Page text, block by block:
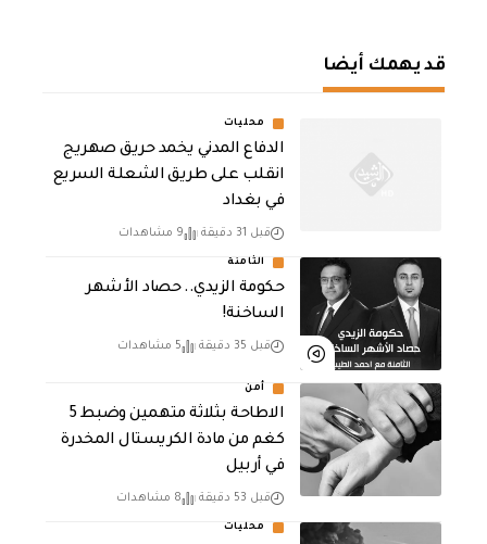
قد يهمك أيضا
محليات
الدفاع المدني يخمد حريق صهريج
انقلب على طريق الشعلة السريع
في بغداد
قبل 31 دقيقة 9 مشاهدات
الثامنة
حكومة الزيدي.. حصاد الأشهر
الساخنة!
قبل 35 دقيقة 5 مشاهدات
أمن
الاطاحة بثلاثة متهمين وضبط 5
كغم من مادة الكريستال المخدرة ​
في أربيل
قبل 53 دقيقة 8 مشاهدات
محليات